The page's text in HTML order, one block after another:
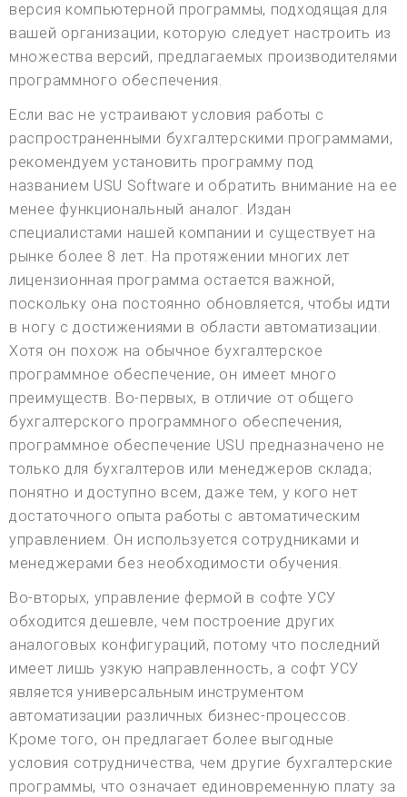
версия компьютерной программы, подходящая для
вашей организации, которую следует настроить из
множества версий, предлагаемых производителями
программного обеспечения.
Если вас не устраивают условия работы с
распространенными бухгалтерскими программами,
рекомендуем установить программу под
названием USU Software и обратить внимание на ее
менее функциональный аналог. Издан
специалистами нашей компании и существует на
рынке более 8 лет. На протяжении многих лет
лицензионная программа остается важной,
поскольку она постоянно обновляется, чтобы идти
в ногу с достижениями в области автоматизации.
Хотя он похож на обычное бухгалтерское
программное обеспечение, он имеет много
преимуществ. Во-первых, в отличие от общего
бухгалтерского программного обеспечения,
программное обеспечение USU предназначено не
только для бухгалтеров или менеджеров склада;
понятно и доступно всем, даже тем, у кого нет
достаточного опыта работы с автоматическим
управлением. Он используется сотрудниками и
менеджерами без необходимости обучения.
Во-вторых, управление фермой в софте УСУ
обходится дешевле, чем построение других
аналоговых конфигураций, потому что последний
имеет лишь узкую направленность, а софт УСУ
является универсальным инструментом
автоматизации различных бизнес-процессов.
Кроме того, он предлагает более выгодные
условия сотрудничества, чем другие бухгалтерские
программы, что означает единовременную плату за